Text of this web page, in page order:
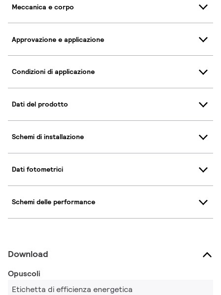
Meccanica e corpo
Approvazione e applicazione
Condizioni di applicazione
Dati del prodotto
Schemi di installazione
Dati fotometrici
Schemi delle performance
Download
Opuscoli
Etichetta di efficienza energetica